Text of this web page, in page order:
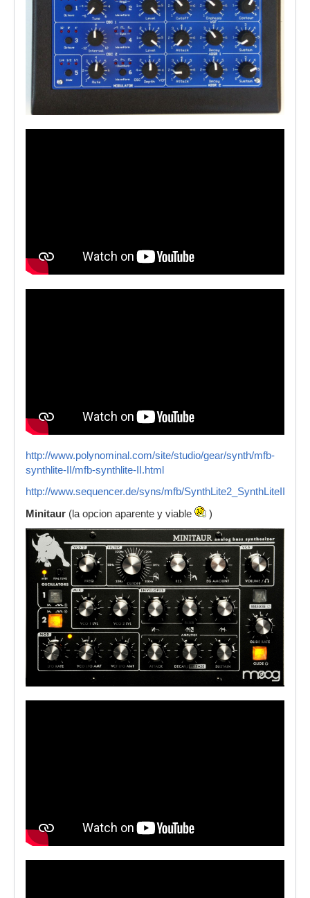
http://www.polynominal.com/site/studio/gear/synth/mfb-
synthlite-II/mfb-synthlite-II.html
http://www.sequencer.de/syns/mfb/SynthLite2_SynthLiteII.html
Minitaur (la opcion aparente y viable )